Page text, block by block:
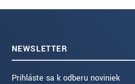
NEWSLETTER
Prihláste sa k odberu noviniek